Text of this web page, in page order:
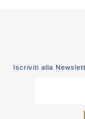
Iscriviti alla